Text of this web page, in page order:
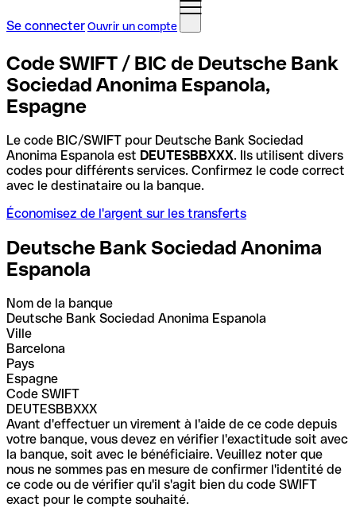
Se connecterOuvrir un compte
Code SWIFT / BIC de Deutsche Bank
Sociedad Anonima Espanola,
Espagne
Le code BIC/SWIFT pour Deutsche Bank Sociedad
Anonima Espanola est DEUTESBBXXX. Ils utilisent divers
codes pour différents services. Confirmez le code correct
avec le destinataire ou la banque.
Économisez de l'argent sur les transferts
Deutsche Bank Sociedad Anonima
Espanola
Nom de la banque
Deutsche Bank Sociedad Anonima Espanola
Ville
Barcelona
Pays
Espagne
Code SWIFT
DEUTESBBXXX
Avant d'effectuer un virement à l'aide de ce code depuis
votre banque, vous devez en vérifier l'exactitude soit avec
la banque, soit avec le bénéficiaire. Veuillez noter que
nous ne sommes pas en mesure de confirmer l'identité de
ce code ou de vérifier qu'il s'agit bien du code SWIFT
exact pour le compte souhaité.